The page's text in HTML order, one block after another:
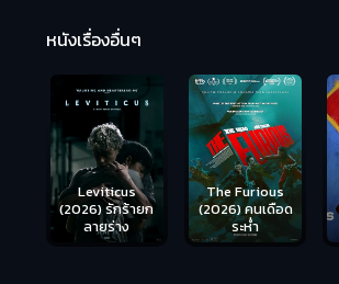
หนังเรื่องอื่นๆ
Leviticus
(2026) รักร้ายก
ลายร่าง
The Furious
(2026) คนเดือด
ระห่ำ